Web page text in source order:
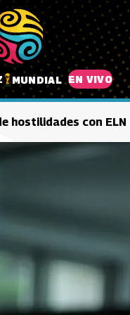
MUNDIAL EN VIVO
hostilidades con ELN